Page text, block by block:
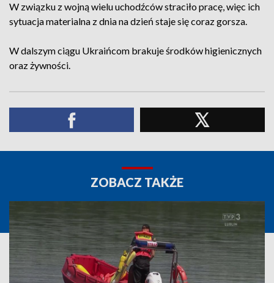
W związku z wojną wielu uchodźców straciło pracę, więc ich
sytuacja materialna z dnia na dzień staje się coraz gorsza.
W dalszym ciągu Ukraińcom brakuje środków higienicznych
oraz żywności.
ZOBACZ TAKŻE